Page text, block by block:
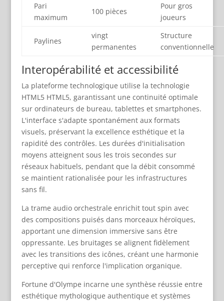
Pari
maximum
100 pièces
Pour gros
joueurs
Paylines
vingt
permanentes
Structure
conventionnelle
Interopérabilité et accessibilité
La plateforme technologique utilise la technologie
HTML5 HTML5, garantissant une continuité optimale
sur ordinateurs de bureau, tablettes et smartphones.
L'interface s'adapte spontanément aux formats
visuels, préservant la excellence esthétique et la
rapidité des contrôles. Les durées d'initialisation
moyens atteignent sous les trois secondes sur
réseaux habituels, pendant que la débit consommé
se maintient rationalisée pour les infrastructures
sans fil.
La trame audio orchestrale enrichit tout spin avec
des compositions puisés dans morceaux héroïques,
apportant une dimension immersive sans être
oppressante. Les bruitages se alignent fidèlement
avec les transitions des icônes, créant une harmonie
perceptive qui renforce l'implication organique.
Fortune d'Olympe incarne une synthèse réussie entre
esthétique mythologique authentique et systèmes